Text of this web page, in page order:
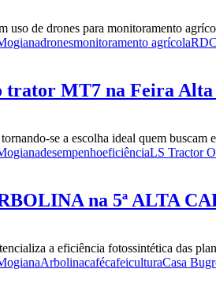
de drones para monitoramento
dronesmonitoramento agrícolaRDC
trator MT7 na Feira Alta
se a escolha ideal quem
desempenhoeficiênciaLS Tractor
na 5ª ALTA
a eficiência fotossintética das
ArbolinacafécafeiculturaCasa